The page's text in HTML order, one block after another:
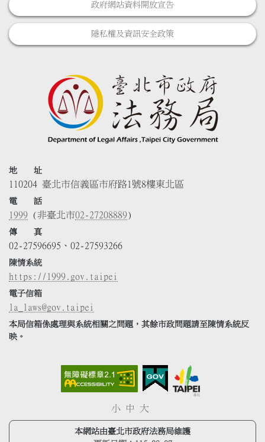
政府網站資料開放宣告
隱私權及資訊安全政策
地 址
110204 臺北市信義區市府路1號8樓東北區
電 話
1999 (非臺北市02-27208889)
傳 真
02-27596695、02-27593266
陳情系統
https://1999.gov.taipei
電子信箱
la_laws@gov.taipei
本局信箱係處理與系統相關之問題，其餘市政問題請至陳情系統反
映。
小 中 大
本網站由臺北市政府法務局維護